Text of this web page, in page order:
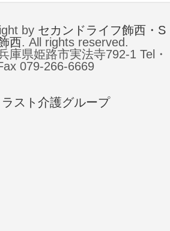
by セカンドライフ飾西・S
西. All rights reserved.
県姫路市実法寺792-1 Tel・
079-266-6669